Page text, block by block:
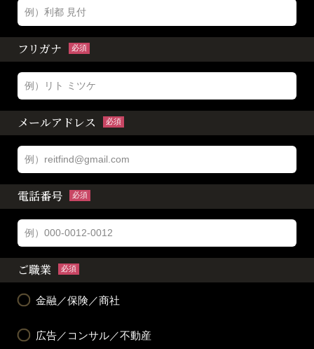
フリガナ 必須
メールアドレス 必須
電話番号 必須
ご職業 必須
金融／保険／商社
広告／コンサル／不動産